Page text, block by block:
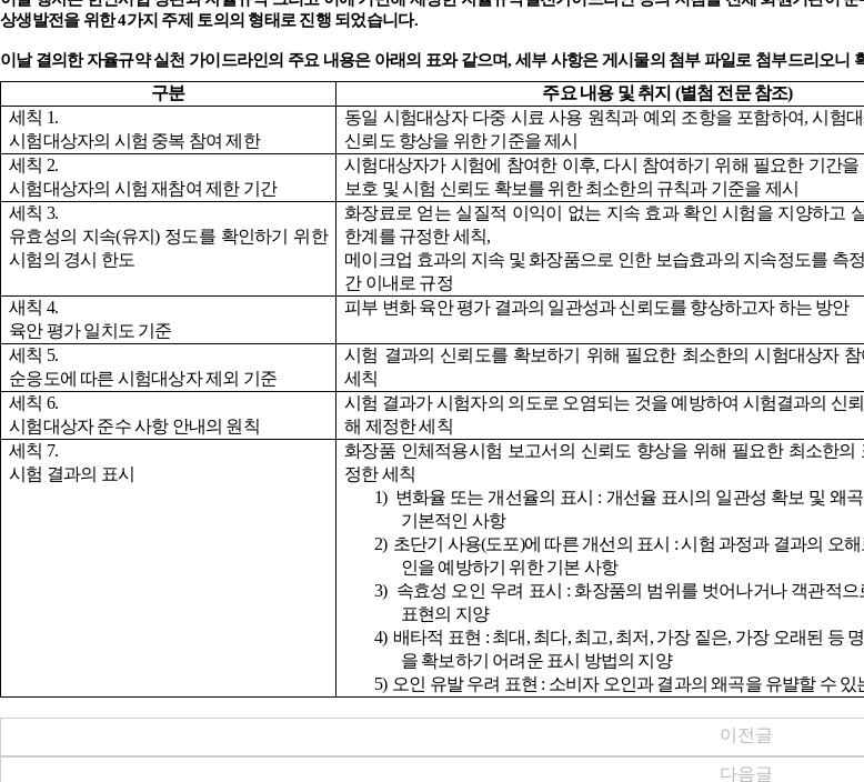
상생발전을 위한 4가지 주제 토의의 형태로 진행 되었습니다.
이날 결의한 자율규약 실천 가이드라인의 주요 내용은 아래의 표와 같으며, 세부 사항은 게시물의 첨부 파일로 첨부드리오니
구분 주요 내용 및 취지 (별첨 전문 참조)
세칙 1.
시험대상자의 시험 중복 참여 제한
동일 시험대상자 다중 시료 사용 원칙과 예외 조항을 포함하여,시험
신뢰도 향상을 위한 기준을 제시
세칙 2.
시험대상자의 시험 재참여 제한 기간
시험대상자가 시험에 참여한 이후, 다시 참여하기 위해 필요한 기간을
보호 및 시험 신뢰도 확보를 위한 최소한의 규칙과 기준을 제시
세칙 3.
유효성의 지속(유지 ) 정도를 확인하기 위한
시험의 경시 한도
화장료로 얻는 실질적 이익이 없는 지속 효과 확인 시험을 지양하고
한계를 규정한 세칙,
메이크업 효과의 지속 및 화장품으로 인한 보습효과의 지속정도를 측
간 이내로 규정
새칙 4.
육안 평가 일치도 기준
피부 변화 육안 평가 결과의 일관성과 신뢰도를 향상하고자 하는 방안
세칙 5.
순응도에 따른 시험대상자 제외 기준
시험 결과의 신뢰도를 확보하기 위해 필요한 최소한의 시험대상자
세칙
세칙 6.
시험대상자 준수 사항 안내의 원칙
시험 결과가 시험자의 의도로 오염되는 것을 예방하여 시험결과의 신
해 제정한 세칙
세칙 7.
시험 결과의 표시
화장품 인체적용시험 보고서의 신뢰도 향상을 위해 필요한 최소한의
정한 세칙
1) 변화율 또는 개선율의 표시 : 개선율 표시의 일관성 확보 및 왜
기본적인 사항
2) 초단기 사용(도포)에 따른 개선의 표시 :시험 과정과 결과의 오
인을 예방하기 위한 기본 사항
3) 속효성 오인 우려 표시 : 화장품의 범위를 벗어나거나 객관적
표현의 지양
4) 배타적 표현 : 최대 , 최다, 최고, 최저 , 가장 짙은, 가장 오래된 등
을 확보하기 어려운 표시 방법의 지양
5) 오인 유발 우려 표현 : 소비자 오인과 결과의 왜곡을 유뱔할 수 있
이전글
다음글